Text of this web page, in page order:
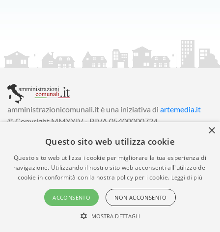
amministrazionicomunali.it è una iniziativa di artemedia.it
© Copyright MMXXIV - P.IVA 05400000724
• Time 0.0092
×
Questo sito web utilizza cookie
Questo sito web utilizza i cookie per migliorare la tua esperienza di
navigazione. Utilizzando il nostro sito web acconsenti all'utilizzo dei
cookie in conformità con la nostra policy per i cookie. Leggi di più
ACCONSENTO NON ACCONSENTO
MOSTRA DETTAGLI